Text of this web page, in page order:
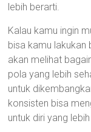
lebih berarti.
Kalau kamu ingin
bisa kamu lakukan
akan melihat
pola yang lebih
untuk
konsisten bisa
untuk diri yang